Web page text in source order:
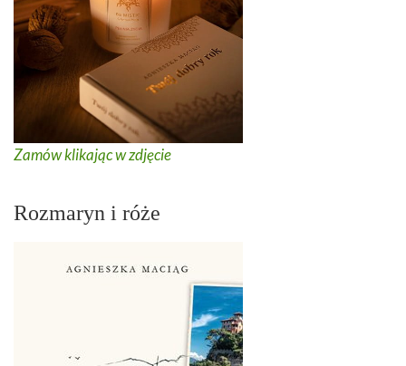
Zamów klikając w zdjęcie
Rozmaryn i róże